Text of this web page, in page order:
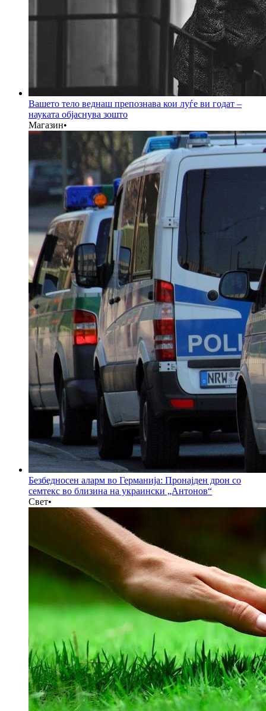
Вашето тело веднаш препознава кои луѓе ви годат –
науката објаснува зошто
Магазин•
Безбедносен аларм во Германија: Пронајден дрон со
семтекс во близина на украински „Антонов“
Свет•